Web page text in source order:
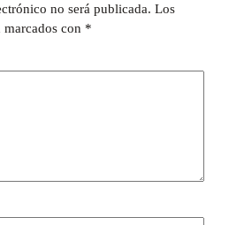
no será publicada. Los
con *